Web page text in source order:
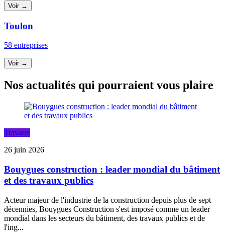
Voir →
Toulon
58 entreprises
Voir →
Nos actualités qui pourraient vous plaire
Travaux
26 juin 2026
Bouygues construction : leader mondial du bâtiment
et des travaux publics
Acteur majeur de l'industrie de la construction depuis plus de sept
décennies, Bouygues Construction s'est imposé comme un leader
mondial dans les secteurs du bâtiment, des travaux publics et de
l'ing...